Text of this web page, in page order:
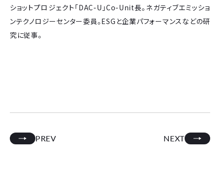
ショットプロジェクト「DAC-U」Co-Unit長。ネガティブエミッショ
ンテクノロジーセンター委員。ESGと企業パフォーマンスなどの研
究に従事。
PREV NEXT